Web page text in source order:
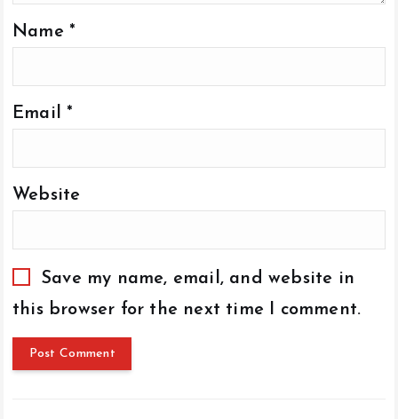
Name *
Email *
Website
Save my name, email, and website in
this browser for the next time I comment.